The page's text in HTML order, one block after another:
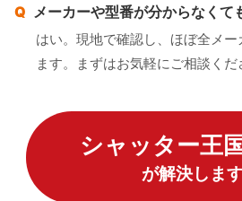
メーカーや型番が分からなくて
はい。現地で確認し、ほぼ全メ
ます。まずはお気軽にご相談くだ
シャッター王
が解決しま